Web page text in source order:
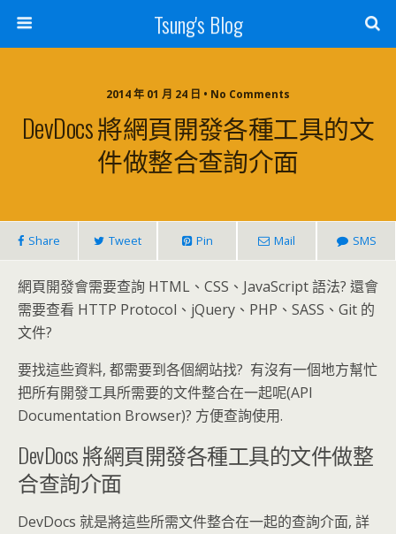
Tsung's Blog
2014 年 01 月 24 日 • No Comments
DevDocs 將網頁開發各種工具的文
件做整合查詢介面
Share Tweet Pin Mail SMS
網頁開發會需要查詢 HTML、CSS、JavaScript 語法? 還會
需要查看 HTTP Protocol、jQuery、PHP、SASS、Git 的
文件?
要找這些資料, 都需要到各個網站找? 有沒有一個地方幫忙
把所有開發工具所需要的文件整合在一起呢(API
Documentation Browser)? 方便查詢使用.
DevDocs 將網頁開發各種工具的文件做整
合查詢介面
DevDocs 就是將這些所需文件整合在一起的查詢介面, 詳